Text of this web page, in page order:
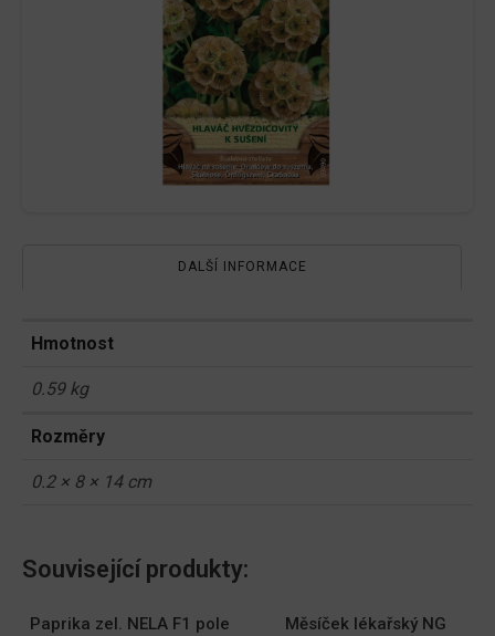
DALŠÍ INFORMACE
Hmotnost
0.59 kg
Rozměry
0.2 × 8 × 14 cm
Související produkty:
Paprika zel. NELA F1 pole
Měsíček lékařský NG